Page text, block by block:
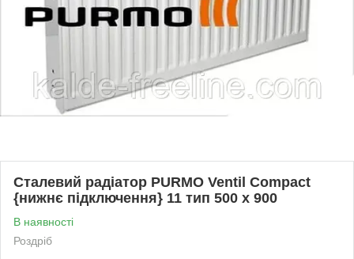
Сталевий радіатор PURMO Ventil Compact
{нижнє підключення} 11 тип 500 х 900
В наявності
Роздріб